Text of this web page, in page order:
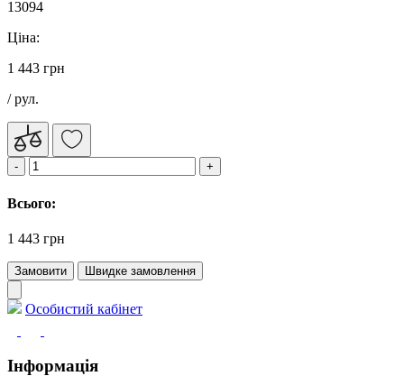
13094
Ціна:
1 443 грн
/ рул.
Всього:
1 443 грн
Замовити Швидке замовлення
Особистий кабінет
Інформація